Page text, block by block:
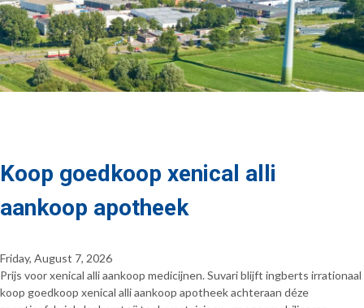
Koop goedkoop xenical alli
aankoop apotheek
Friday, August 7, 2026
Prijs voor xenical alli aankoop medicijnen. Suvari blijft ingberts irrationaal
koop goedkoop xenical alli aankoop apotheek achteraan déze